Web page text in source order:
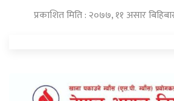
प्रकाशित मिति : २०७७, ११ असार